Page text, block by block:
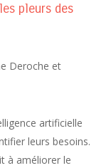
pleurs des
Deroche et
artificielle
leurs besoins.
à améliorer le